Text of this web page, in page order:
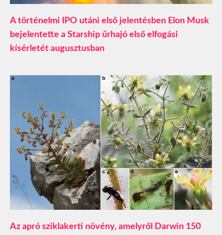
A történelmi IPO utáni első jelentésben Elon Musk
bejelentette a Starship űrhajó első elfogási
kísérletét augusztusban
Az apró sziklakerti növény, amelyről Darwin 150